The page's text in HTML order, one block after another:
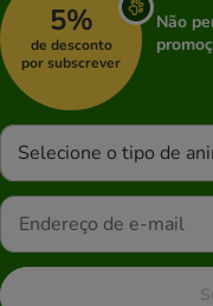
5%
de desconto
por subscrever
Não
Selecione o tipo de